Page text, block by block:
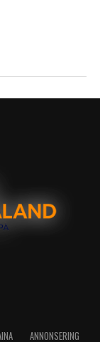
ANNONSERING